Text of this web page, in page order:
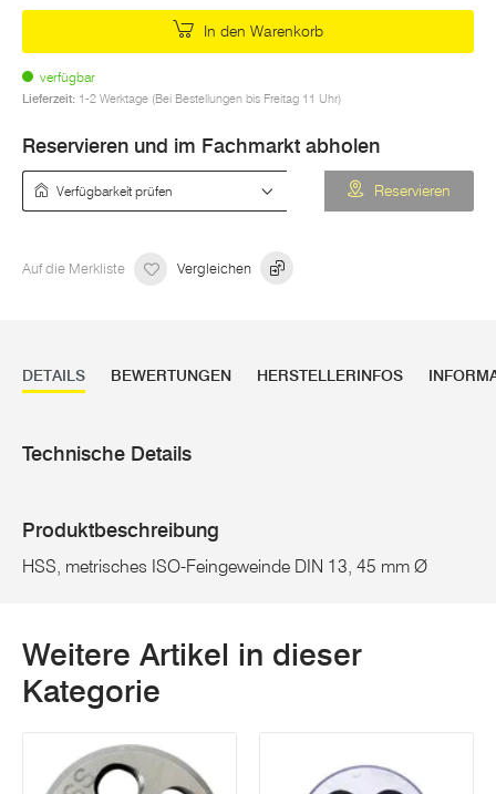
In den Warenkorb
verfügbar
Lieferzeit: 1-2 Werktage (Bei Bestellungen bis Freitag 11 Uhr)
Reservieren und im Fachmarkt abholen
Reservieren
Auf die Merkliste Vergleichen
DETAILS BEWERTUNGEN HERSTELLERINFOS
Technische Details
Produktbeschreibung
HSS, metrisches ISO-Feingeweinde DIN 13, 45 mm Ø
Weitere Artikel in dieser
Kategorie